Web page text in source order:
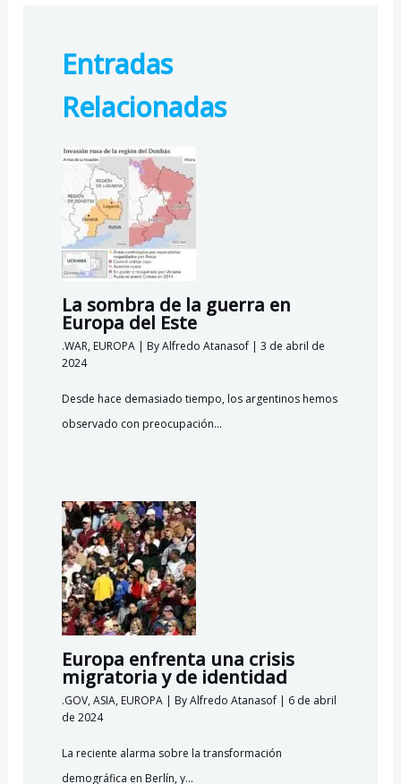
b
o
o
k
a
m
s
A
p
p
c
o
Entradas
Relacionadas
La sombra de la guerra en
Europa del Este
.WAR, EUROPA| ByAlfredo Atanasof | 3 de abril de
2024
Desde hace demasiado tiempo, los argentinos hemos
observado con preocupación…
Europa enfrenta una crisis
migratoria y de identidad
.GOV,ASIA, EUROPA| ByAlfredo Atanasof | 6 de abril
de 2024
La reciente alarma sobre la transformación
demográfica en Berlín, y…